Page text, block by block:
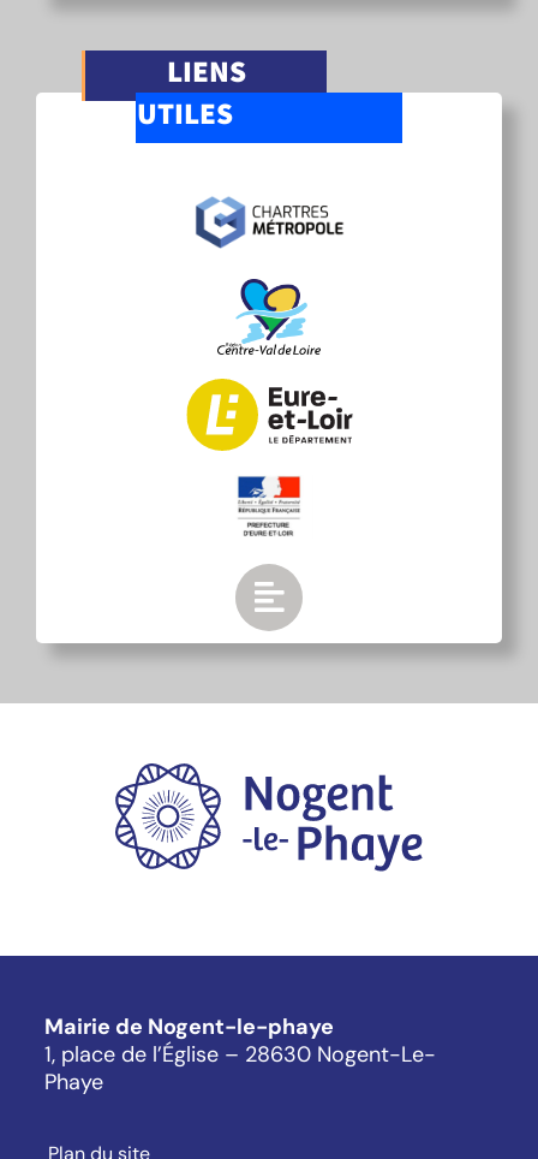
LIENS
UTILES
Mairie de Nogent-le-phaye
1, place de l’Église – 28630 Nogent-Le-
Phaye
Plan du site